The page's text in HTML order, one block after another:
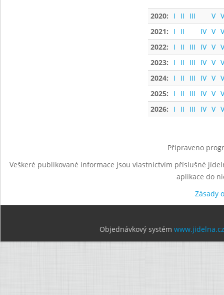
2020: I II III V
2021:
I II IV V
2022:
I II III IV V
2023:
I II III IV V
2024:
I II III IV V
2025:
I II III IV V
2026:
I II III IV V
Připraveno
Veškeré publikované informace jsou vlastnictvím příslušné
aplikace do
Zásady
Objednávkový systém www.jidelna.cz